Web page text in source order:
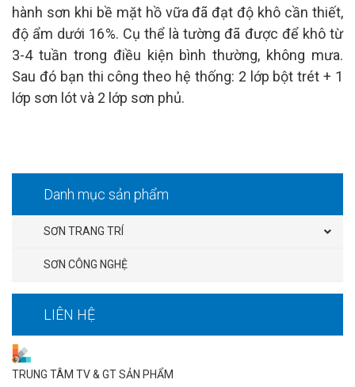
Danh mục sản phẩm
SƠN TRANG TRÍ
SƠN LÓT KIỀM NỘI THẤT
SƠN LÓT KIỀM NGOẠI THẤT
SƠN CÔNG NGHỆ
LIÊN HỆ
TRUNG TÂM TV & GT SẢN PHẨM
hành sơn khi bề mặt hồ vữa đã đạt độ khô cần thiết,
độ ẩm dưới 16%. Cụ thể là tường đã được để khô từ
3-4 tuần trong điều kiện bình thường, không mưa.
Sau đó bạn thi công theo hệ thống: 2 lớp bột trét + 1
lớp sơn lót và 2 lớp sơn phủ.